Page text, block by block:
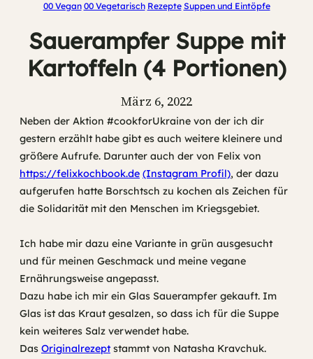
00 Vegan 00 Vegetarisch Rezepte Suppen und Eintöpfe
Sauerampfer Suppe mit
Kartoffeln (4 Portionen)
März 6, 2022
Neben der Aktion #cookforUkraine von der ich dir
gestern erzählt habe gibt es auch weitere kleinere und
größere Aufrufe. Darunter auch der von Felix von
https://felixkochbook.de (Instagram Profil), der dazu
aufgerufen hatte Borschtsch zu kochen als Zeichen für
die Solidarität mit den Menschen im Kriegsgebiet.
Ich habe mir dazu eine Variante in grün ausgesucht
und für meinen Geschmack und meine vegane
Ernährungsweise angepasst.
Dazu habe ich mir ein Glas Sauerampfer gekauft. Im
Glas ist das Kraut gesalzen, so dass ich für die Suppe
kein weiteres Salz verwendet habe.
Das Originalrezeptstammt von Natasha Kravchuk.